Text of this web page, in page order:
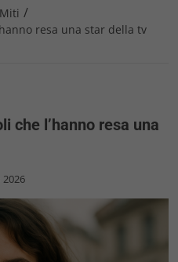
Miti /
resa una star della tv
che l’hanno resa una
2026